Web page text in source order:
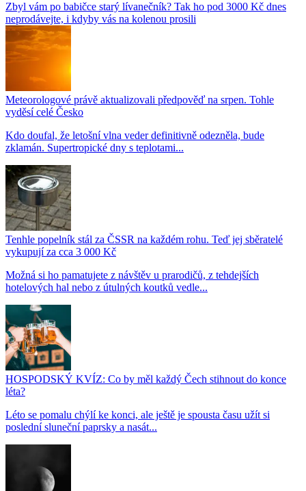
Zbyl vám po babičce starý lívanečník? Tak ho pod 3000 Kč dnes
neprodávejte, i kdyby vás na kolenou prosili
Meteorologové právě aktualizovali předpověď na srpen. Tohle
vyděsí celé Česko
Kdo doufal, že letošní vlna veder definitivně odezněla, bude
zklamán. Supertropické dny s teplotami...
Tenhle popelník stál za ČSSR na každém rohu. Teď jej sběratelé
vykupují za cca 3 000 Kč
Možná si ho pamatujete z návštěv u prarodičů, z tehdejších
hotelových hal nebo z útulných koutků vedle...
HOSPODSKÝ KVÍZ: Co by měl každý Čech stihnout do konce
léta?
Léto se pomalu chýlí ke konci, ale ještě je spousta času užít si
poslední sluneční paprsky a nasát...